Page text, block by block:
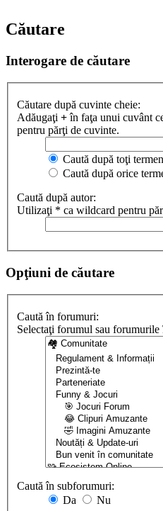
Căutare
Interogare de căutare
Căutare după cuvinte cheie:
Adăugaţi +în faţa unui cuvânt
pentru părţi de cuvinte.
Caută după toţi
Caută după orice
Caută după autor:
Utilizaţi * ca wildcard pentru
Opţiuni de căutare
Caută în forumuri:
Selectaţi forumul sau forumurile
Caută în subforumuri:
Da
Nu